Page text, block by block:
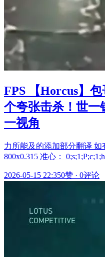
FPS 【Horcus】
个夸张击杀！世
一视角
力所能及的添加部分翻译 如
800x0.315 准心：
2026-05-15 22:350赞 · 0评论